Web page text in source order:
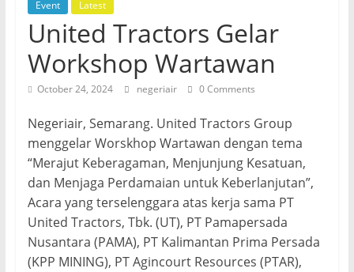
Event Latest
United Tractors Gelar
Workshop Wartawan
October 24, 2024 negeriair 0 Comments
Negeriair, Semarang. United Tractors Group
menggelar Worskhop Wartawan dengan tema
“Merajut Keberagaman, Menjunjung Kesatuan,
dan Menjaga Perdamaian untuk Keberlanjutan”,
Acara yang terselenggara atas kerja sama PT
United Tractors, Tbk. (UT), PT Pamapersada
Nusantara (PAMA), PT Kalimantan Prima Persada
(KPP MINING), PT Agincourt Resources (PTAR),